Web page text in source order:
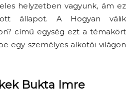
helyzetben vagyunk, ám ez
állapot. A Hogyan válik
című egység ezt a témakört
egy személyes alkotói világon
Bukta Imre